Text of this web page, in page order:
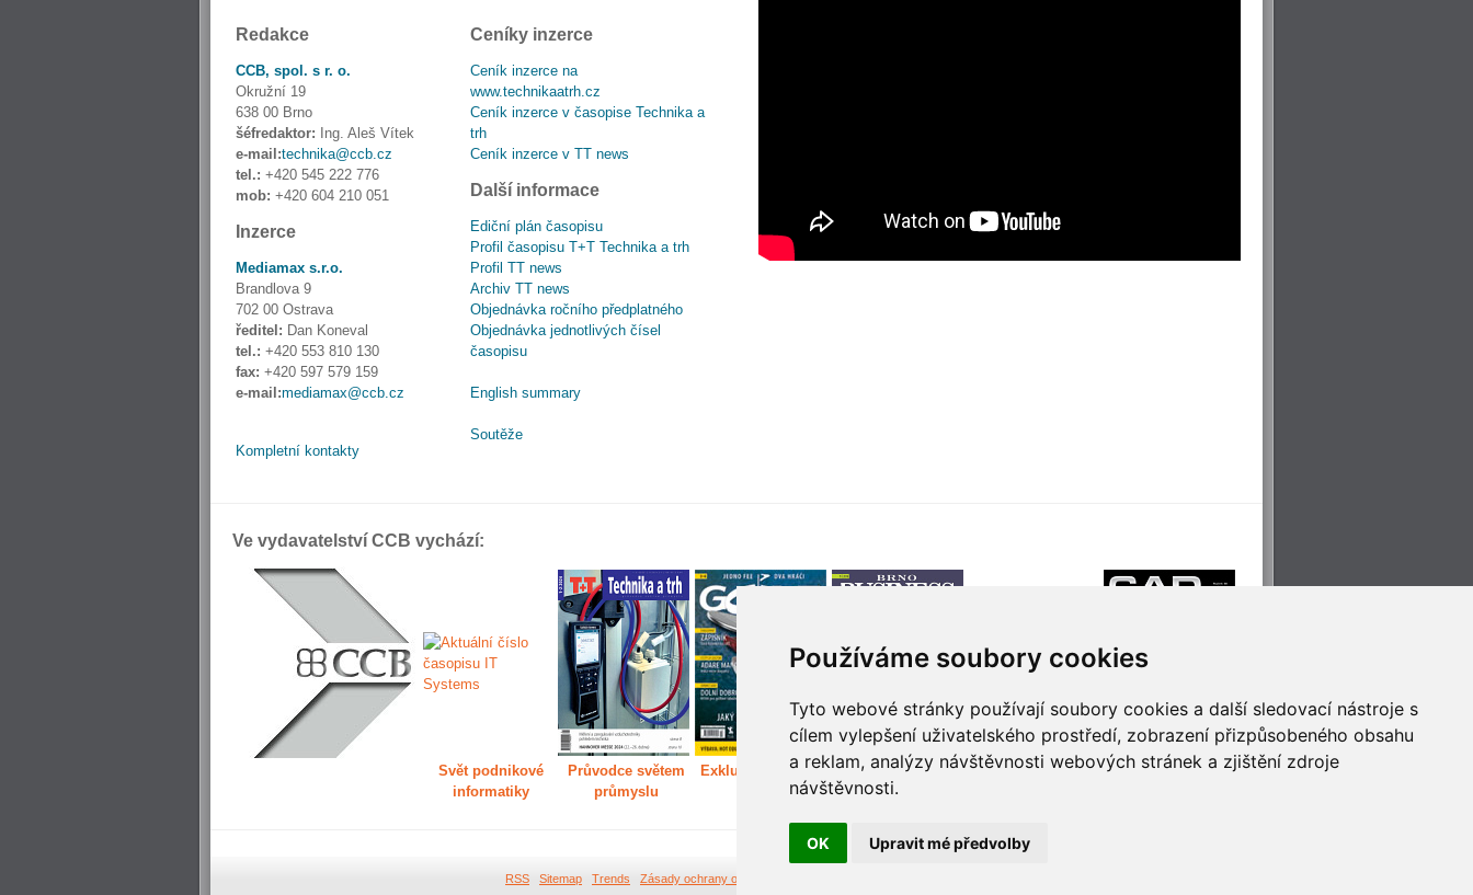
Používáme soubory cookies
Tyto webové stránky používají soubory cookies a další sledovací nástroje s
cílem vylepšení uživatelského prostředí, zobrazení přizpůsobeného obsahu
a reklam, analýzy návštěvnosti webových stránek a zjištění zdroje
návštěvnosti.
OK Upravit mé předvolby
Redakce
CCB, spol. s r. o.
Okružní 19
638 00 Brno
šéfredaktor: Ing. Aleš Vítek
e-mail:technika@ccb.cz
tel.: +420 545 222 776
mob: +420 604 210 051
Inzerce
Mediamax s.r.o.
Brandlova 9
702 00 Ostrava
ředitel: Dan Koneval
tel.: +420 553 810 130
fax: +420 597 579 159
e-mail:mediamax@ccb.cz
Kompletní kontakty
Ceníky inzerce
Ceník inzerce na
www.technikaatrh.cz
Ceník inzerce v časopise Technika a
trh
Ceník inzerce v TT news
Další informace
Ediční plán časopisu
Profil časopisu T+T Technika a trh
Profil TT news
Archiv TT news
Objednávka ročního předplatného
Objednávka jednotlivých čísel
časopisu
English summary
Soutěže
Ve vydavatelství CCB vychází:
Svět podnikové
informatiky
Průvodce světem
průmyslu
Exkluzivně světem
Děláme Brno větší Příjemné cestování
Technologie pro
RSS Sitemap Trends Zásady ochrany osobních údajů